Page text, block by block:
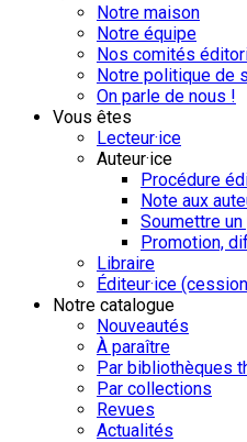
Notre maison
Notre équipe
Nos comités
Notre politique de
On parle de nous !
Vous êtes
Lecteur·ice
Auteur·ice
Procédure
Note aux
Soumettre
Promotion,
Libraire
Éditeur·ice
Notre catalogue
Nouveautés
À paraître
Par bibliothèques
Par collections
Revues
Actualités